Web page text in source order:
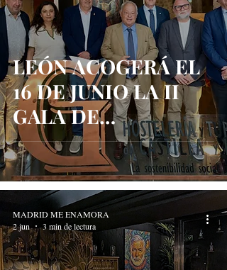
LEÓN ACOGERÁ EL
16 DE JUNIO LA II
GALA DE
HOSTELERÍA Y
TURISMO DE
CASTILLA Y LEÓN
MADRID ME ENAMORA
2 jun
3 min de lectura